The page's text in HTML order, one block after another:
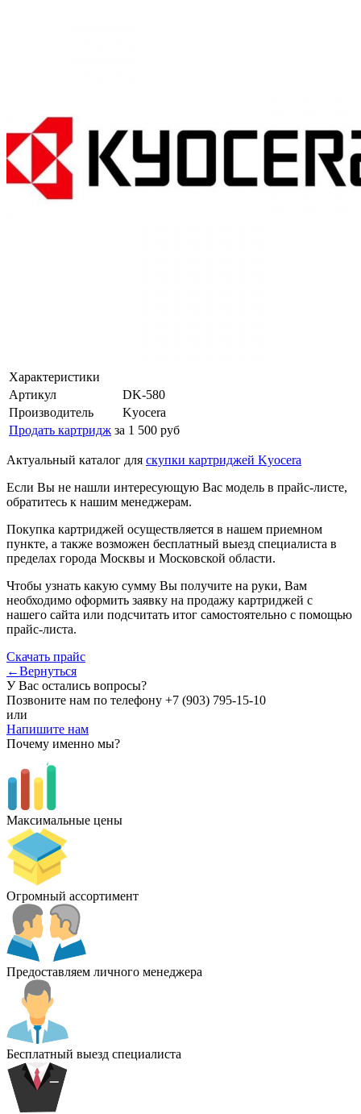
Характеристики
Артикул
DK-580
Производитель
Kyocera
Продать картридж за 1 500 руб
Актуальный каталог для скупки картриджей Kyocera
Если Вы не нашли интересующую Вас модель в прайс-листе,
обратитесь к нашим менеджерам.
Покупка картриджей осуществляется в нашем приемном
пункте, а также возможен бесплатный выезд специалиста в
пределах города Москвы и Московской области.
Чтобы узнать какую сумму Вы получите на руки, Вам
необходимо оформить заявку на продажу картриджей с
нашего сайта или подсчитать итог самостоятельно с помощью
прайс-листа.
Скачать прайс
←Вернуться
У Вас остались вопросы?
Позвоните нам по телефону +7 (903) 795-15-10
или
Напишите нам
Почему именно мы?
Максимальные цены
Огромный ассортимент
Предоставляем личного менеджера
Бесплатный выезд специалиста